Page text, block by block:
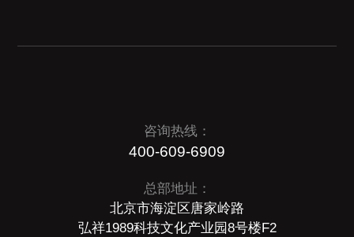
咨询热线：
400-609-6909
总部地址：
北京市海淀区唐家岭路
弘祥1989科技文化产业园8号楼F2